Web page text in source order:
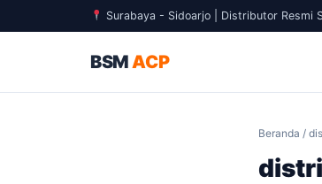
Surabaya - Sidoarjo | Distributor Resmi
BSMACP
Beranda /